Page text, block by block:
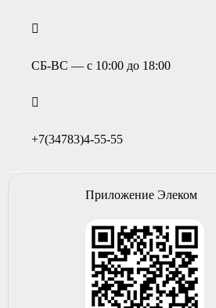
СБ-ВС — с 10:00 до 18:00
+7(34783)4-55-55
Приложение Элеком